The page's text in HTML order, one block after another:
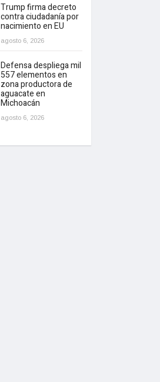
Trump firma decreto
contra ciudadanía por
nacimiento en EU
agosto 6, 2026
Defensa despliega mil
557 elementos en
zona productora de
aguacate en
Michoacán
agosto 6, 2026